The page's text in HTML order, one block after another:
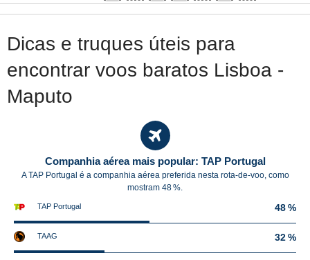
Dicas e truques úteis para
encontrar voos baratos Lisboa -
Maputo
Companhia aérea mais popular: TAP Portugal
A TAP Portugal é a companhia aérea preferida nesta rota-de-voo, como
mostram 48 %.
TAP Portugal 48 %
TAAG 32 %